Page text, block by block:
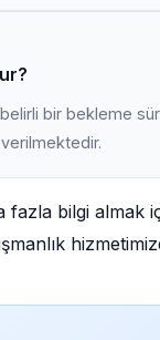
bir bekleme
fazla bilgi